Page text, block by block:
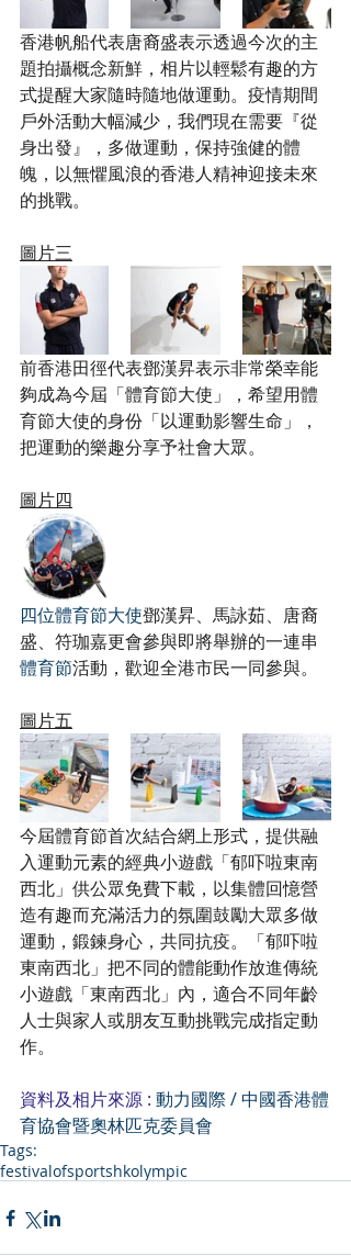
香港帆船代表唐裔盛表示透過今次的主
題拍攝概念新鮮，相片以輕鬆有趣的方
式提醒大家隨時隨地做運動。疫情期間
戶外活動大幅減少，我們現在需要『從
身出發』，多做運動，保持強健的體
魄，以無懼風浪的香港人精神迎接未來
的挑戰。
圖片三
前香港田徑代表鄧漢昇表示非常榮幸能
夠成為今屆「體育節大使」，希望用體
育節大使的身份「以運動影響生命」，
把運動的樂趣分享予社會大眾。
圖片四
四位體育節大使鄧漢昇、馬詠茹、唐裔
盛、符珈嘉更會參與即將舉辦的一連串
體育節活動，歡迎全港市民一同參與。
圖片五
今屆體育節首次結合網上形式，提供融
入運動元素的經典小遊戲「郁吓啦東南
西北」供公眾免費下載，以集體回憶營
造有趣而充滿活力的氛圍鼓勵大眾多做
運動，鍛鍊身心，共同抗疫。「郁吓啦
東南西北」把不同的體能動作放進傳統
小遊戲「東南西北」內，適合不同年齡
人士與家人或朋友互動挑戰完成指定動
作。
資料及相片來源 : 動力國際 / 中國香港體
育協會暨奧林匹克委員會
Tags:
festivalofsportshkolympic